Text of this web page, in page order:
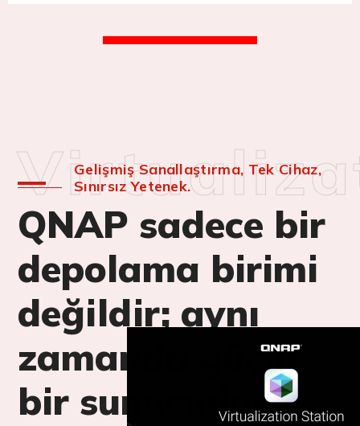
Gelişmiş Sanallaştırma, Tek Cihaz,
Sınırsız Yetenek.
QNAP sadece bir
depolama birimi
değildir; aynı
zamanda güçlü
bir sunucudur.